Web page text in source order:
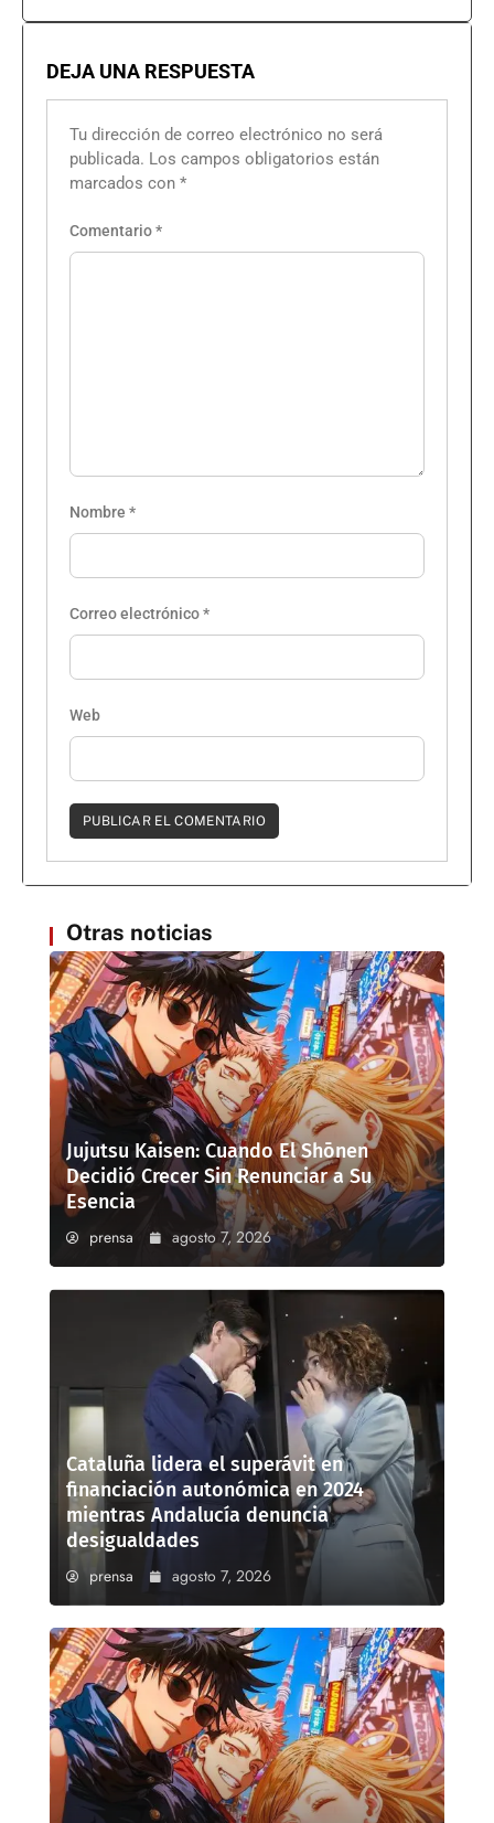
DEJA UNA RESPUESTA
Tu dirección de correo electrónico no será
publicada. Los campos obligatorios están
marcados con *
Comentario*
Nombre *
Correo electrónico*
Web
Otras noticias
Jujutsu Kaisen: Cuando El Shōnen
Decidió Crecer Sin Renunciar a Su
Esencia
prensa agosto 7, 2026
Cataluña lidera el superávit en
financiación autonómica en 2024
mientras Andalucía denuncia
desigualdades
prensa agosto 7, 2026